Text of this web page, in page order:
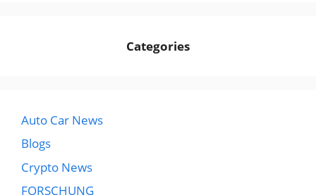
Categories
Auto Car News
Blogs
Crypto News
FORSCHUNG